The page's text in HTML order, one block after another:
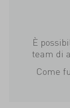
È
team di
Come